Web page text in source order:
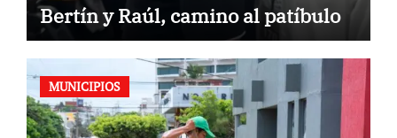
Bertín y Raúl, camino al patíbulo
MUNICIPIOS